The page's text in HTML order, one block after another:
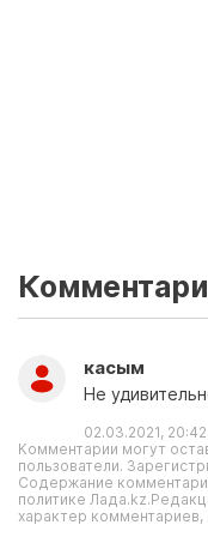
касым
Не
02.03.2021, 20:42
Комментарии могут
пользователи.
Содержание
политике
характер комментариев,